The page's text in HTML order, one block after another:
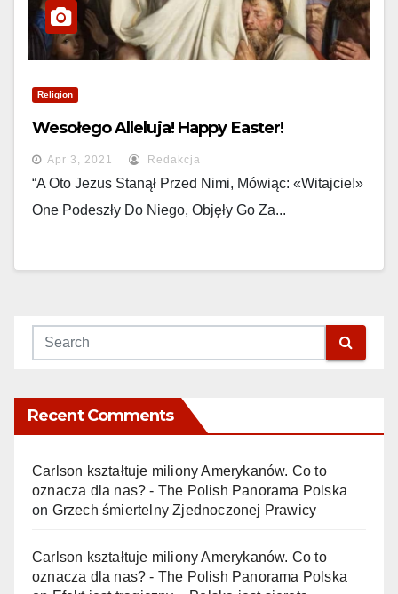
Religion
Wesołego Alleluja! Happy Easter!
Apr 3, 2021 Redakcja
“A Oto Jezus Stanął Przed Nimi, Mówiąc: «Witajcie!»
One Podeszły Do Niego, Objęły Go Za...
Recent Comments
Carlson kształtuje miliony Amerykanów. Co to
oznacza dla nas? - The Polish Panorama Polska
on Grzech śmiertelny Zjednoczonej Prawicy
Carlson kształtuje miliony Amerykanów. Co to
oznacza dla nas? - The Polish Panorama Polska